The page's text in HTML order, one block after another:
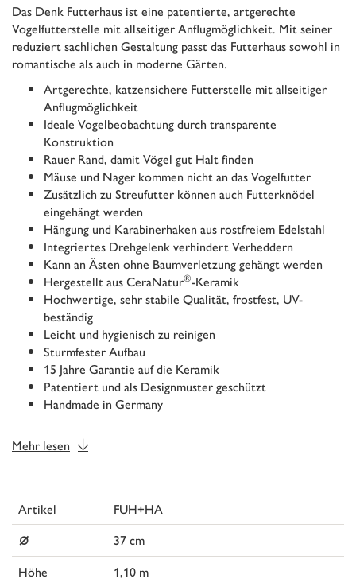
Das Denk Futterhaus ist eine patentierte, artgerechte
Vogelfutterstelle mit allseitiger Anflugmöglichkeit. Mit seiner
reduziert sachlichen Gestaltung passt das Futterhaus sowohl in
romantische als auch in moderne Gärten.
Artgerechte, katzensichere Futterstelle mit allseitiger
Anflugmöglichkeit
Ideale Vogelbeobachtung durch transparente
Konstruktion
Rauer Rand, damit Vögel gut Halt finden
Mäuse und Nager kommen nicht an das Vogelfutter
Zusätzlich zu Streufutter können auch Futterknödel
eingehängt werden
Hängung und Karabinerhaken aus rostfreiem Edelstahl
Integriertes Drehgelenk verhindert Verheddern
Kann an Ästen ohne Baumverletzung gehängt werden
Hergestellt aus CeraNatur®-Keramik
Hochwertige, sehr stabile Qualität, frostfest, UV-
beständig
Leicht und hygienisch zu reinigen
Sturmfester Aufbau
15 Jahre Garantie auf die Keramik
Patentiert und als Designmuster geschützt
Handmade in Germany
Mehr lesen
Artikel FUH+HA
⌀
37 cm
Höhe
1,10 m